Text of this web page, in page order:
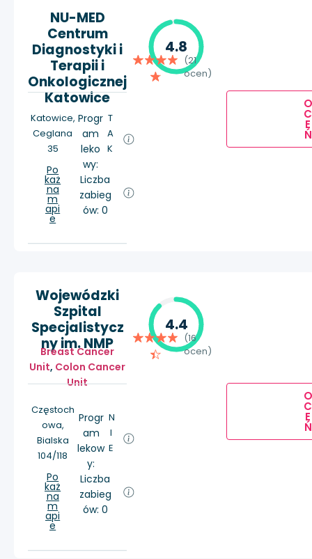
NU-MED
Centrum
Diagnostyki i
Terapii i
Onkologicznej
Katowice
Katowice,
Ceglana
35
Po
każ
na
m
api
e
Progr
am
leko
wy:
T
A
K
Liczba
zabieg
ów: 0
4.8
(21
ocen)
O
C
E
Ń
Wojewódzki
Szpital
Specjalistycz
ny im. NMP
Breast Cancer
Unit, Colon Cancer
Unit
Częstoch
owa,
Bialska
104/118
Po
każ
na
m
api
e
Progr
am
lekow
y:
N
I
E
Liczba
zabieg
ów: 0
4.4
(16
ocen)
O
C
E
Ń